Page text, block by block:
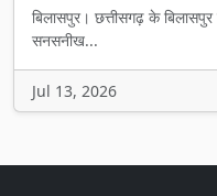
बिलासपुर। छत्तीसगढ़ के
सनसनीख...
Jul 13, 2026